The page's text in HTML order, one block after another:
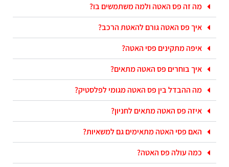
מה זה פס האטה ולמה משתמשים בו?
איך פס האטה גורם להאטת הרכב?
איפה מתקינים פסי האטה?
איך בוחרים פס האטה מתאים?
מה ההבדל בין פס האטה מגומי לפלסטיק?
איזה פס האטה מתאים לחניון?
האם פסי האטה מתאימים גם למשאיות?
כמה עולה פס האטה?